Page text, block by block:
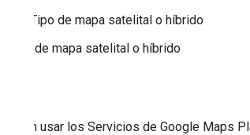
Tipo de mapa satelital o híbrido
Tipo de mapa satelital o híbrido
usar los Servicios de Google Maps